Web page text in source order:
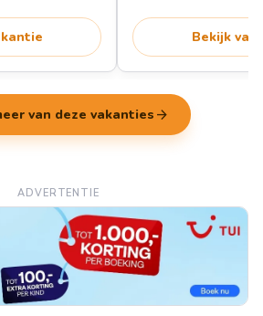
Bekijk
van deze vakanties arrow_forward
ADVERTENTIE